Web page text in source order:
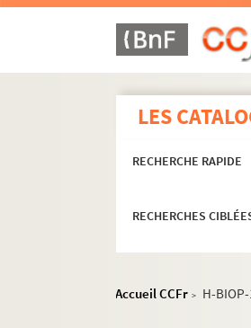
LES
RECHERCHE RAPIDE
RECHERCHES
Accueil CCFr > H-